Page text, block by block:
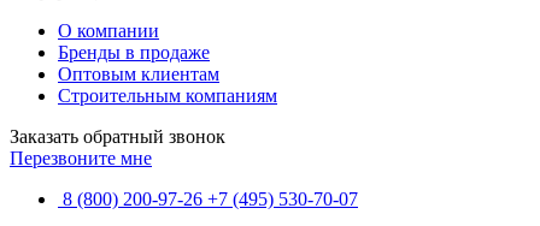
О компании
Бренды в продаже
Оптовым клиентам
Строительным компаниям
Заказать обратный звонок
Перезвоните мне
8 (800) 200-97-26 +7 (495) 530-70-07